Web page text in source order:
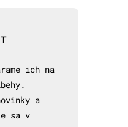
ich na
a
sa v